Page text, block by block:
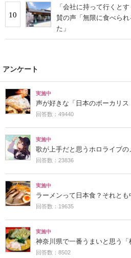
10
「会社に持って行くと
賛の声「無限に食べら
た」
アンケート
実施中
声が好きな「日本のボーカリス
回答数：49440
実施中
歌が上手だと思うホロライブの
回答数：23836
実施中
ラーメンって日本食？それとも
回答数：19635
実施中
神奈川県で一番うまいと思う
回答数：8502